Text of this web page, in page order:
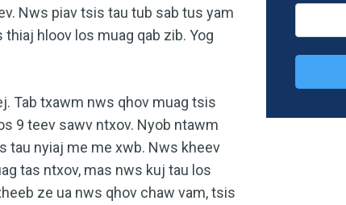
Nws piav tsis tau tub sab tus yam
hloov los muag qab zib. Yog
Tab txawm nws qhov muag tsis
9 teev sawv ntxov. Nyob ntawm
tau nyiaj me me xwb. Nws kheev
tas ntxov, mas nws kuj tau los
ze ua nws qhov chaw vam, tsis